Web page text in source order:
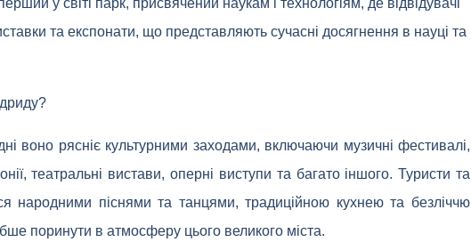
у світі парк, присвячений наукам і технологіям, де відвідувачі
та експонати, що представляють сучасні досягнення в науці та
воно рясніє культурними заходами, включаючи музичні фестивалі,
театральні вистави, оперні виступи та багато іншого. Туристи та
народними піснями та танцями, традиційною кухнею та безліччю
поринути в атмосферу цього великого міста.